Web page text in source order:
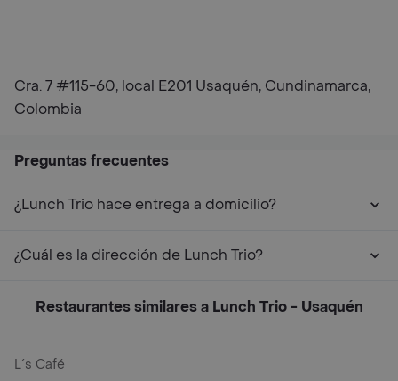
Cra. 7 #115-60, local E201 Usaquén, Cundinamarca,
Colombia
Preguntas frecuentes
¿Lunch Trio hace entrega a domicilio?
¿Cuál es la dirección de Lunch Trio?
Restaurantes similares a Lunch Trio - Usaquén
L´s Café